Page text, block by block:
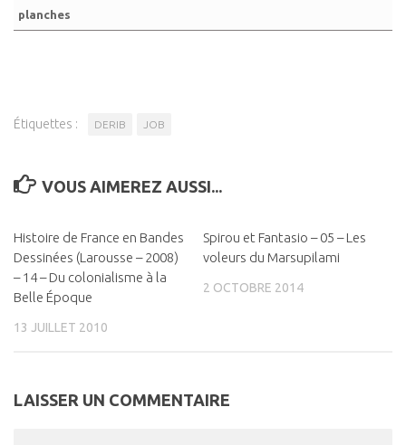
planches
Étiquettes : DERIB JOB
VOUS AIMEREZ AUSSI...
Histoire de France en Bandes
Dessinées (Larousse – 2008)
– 14 – Du colonialisme à la
Belle Époque
13 JUILLET 2010
Spirou et Fantasio – 05 – Les
voleurs du Marsupilami
2 OCTOBRE 2014
LAISSER UN COMMENTAIRE